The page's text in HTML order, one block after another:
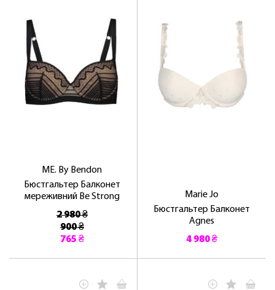
ME. By Bendon
Бюстгальтер Балконет
мереживний Be Strong
2 980 ₴
900 ₴
765 ₴
Marie Jo
Бюстгальтер Балконет
Agnes
4 980 ₴
ОТРИМАТИ!